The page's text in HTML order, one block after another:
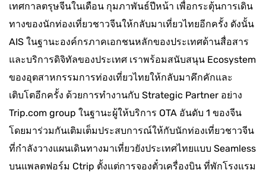
เทศกาลตรุษจีนในเดือน กุมภาพันธ์ปีหน้า เพื่อกระตุ้นการเดิน
ทางของนักท่องเที่ยวชาวจีนให้กลับมาเที่ยวไทยอีกครั้ง ดังนั้น
AIS ในฐานะองค์กรภาคเอกชนหลักของประเทศด้านสื่อสาร
และบริการดิจิทัลของประเทศ เราพร้อมสนับสนุน Ecosystem
ของอุตสาหกรรมการท่องเที่ยวไทยให้กลับมาคึกคักและ
เติบโตอีกครั้ง ด้วยการทำงานกับ Strategic Partner อย่าง
Trip.com group ในฐานะผู้ให้บริการ OTA อันดับ 1 ของจีน
โดยมาร่วมกันเติมเต็มประสบการณ์ให้กับนักท่องเที่ยวชาวจีน
ที่กำลังวางแผนเดินทางมาเที่ยวยังประเทศไทยแบบ Seamless
บนแพลตฟอร์ม Ctrip ตั้งแต่การจองตั๋วเครื่องบิน ที่พักโรงแรม